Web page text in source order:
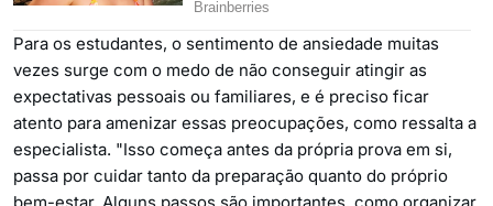
Para os estudantes, o sentimento de ansiedade muitas
vezes surge com o medo de não conseguir atingir as
expectativas pessoais ou familiares, e é preciso ficar
atento para amenizar essas preocupações, como ressalta a
especialista. "Isso começa antes da própria prova em si,
passa por cuidar tanto da preparação quanto do próprio
bem-estar. Alguns passos são importantes, como organizar